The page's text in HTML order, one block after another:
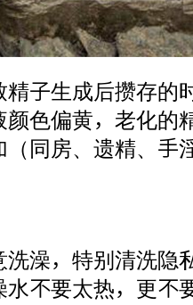
子生成后攒存的
色偏黄，老化的
（同房、遗精、手
洗澡，特别清洗隐
不要太热，更不